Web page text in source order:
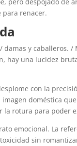
para renacer.
y caballeros. /
hay una lucidez
con la
doméstica
rotura para poder
emocional. La
sin